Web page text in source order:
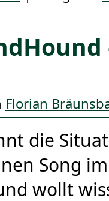
Florian
die
Song
wollt